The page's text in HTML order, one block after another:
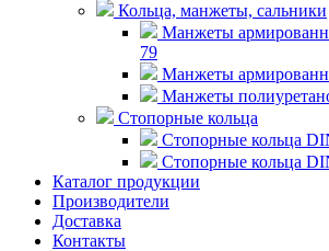
Кольца, манжеты, сальники
Манжеты
79
Манжеты
Манжеты
Стопорные кольца
Стопорные кольца
Стопорные кольца
Каталог продукции
Производители
Доставка
Контакты